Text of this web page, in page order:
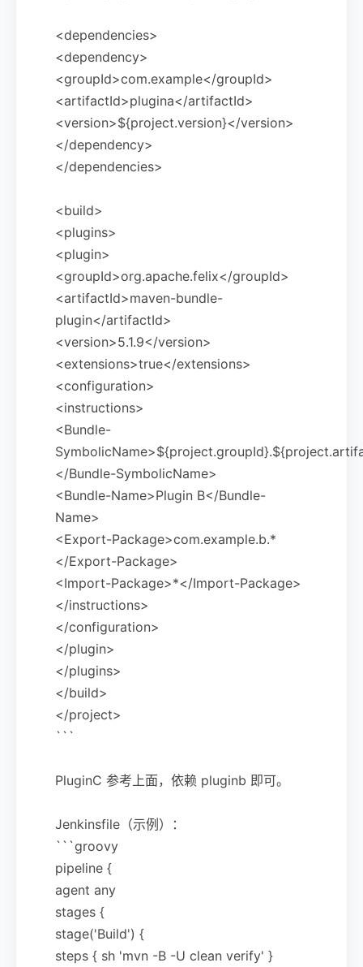
<dependencies>
<dependency>
<groupId>com.example</groupId>
<artifactId>plugina</artifactId>
<version>${project.version}</version>
</dependency>
</dependencies>
<build>
<plugins>
<plugin>
<groupId>org.apache.felix</groupId>
<artifactId>maven-bundle-
plugin</artifactId>
<version>5.1.9</version>
<extensions>true</extensions>
<configuration>
<instructions>
<Bundle-
</Bundle-SymbolicName>
<Bundle-Name>Plugin B</Bundle-
Name>
<Export-Package>com.example.b.*
</Export-Package>
<Import-Package>*</Import-Package>
</instructions>
</configuration>
</plugin>
</plugins>
</build>
</project>
```
PluginC 参考上面，依赖 pluginb 即可。
Jenkinsfile（示例）：
```groovy
pipeline {
agent any
stages {
stage('Build') {
steps { sh 'mvn -B -U clean verify' }